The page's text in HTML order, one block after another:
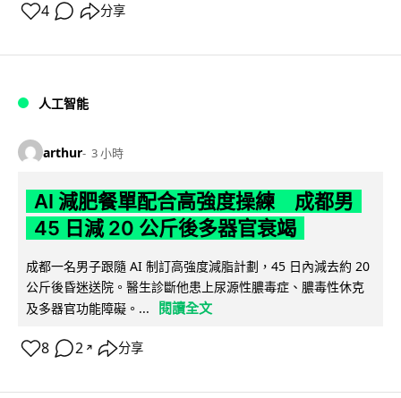
4 分享
人工智能
arthur 3 小時
AI 減肥餐單配合高強度操練 成都男
45 日減 20 公斤後多器官衰竭
成都一名男子跟隨 AI 制訂高強度減脂計劃，45 日內減去約 20
公斤後昏迷送院。醫生診斷他患上尿源性膿毒症、膿毒性休克
及多器官功能障礙。...
閱讀全文
8 2 ↗ 分享